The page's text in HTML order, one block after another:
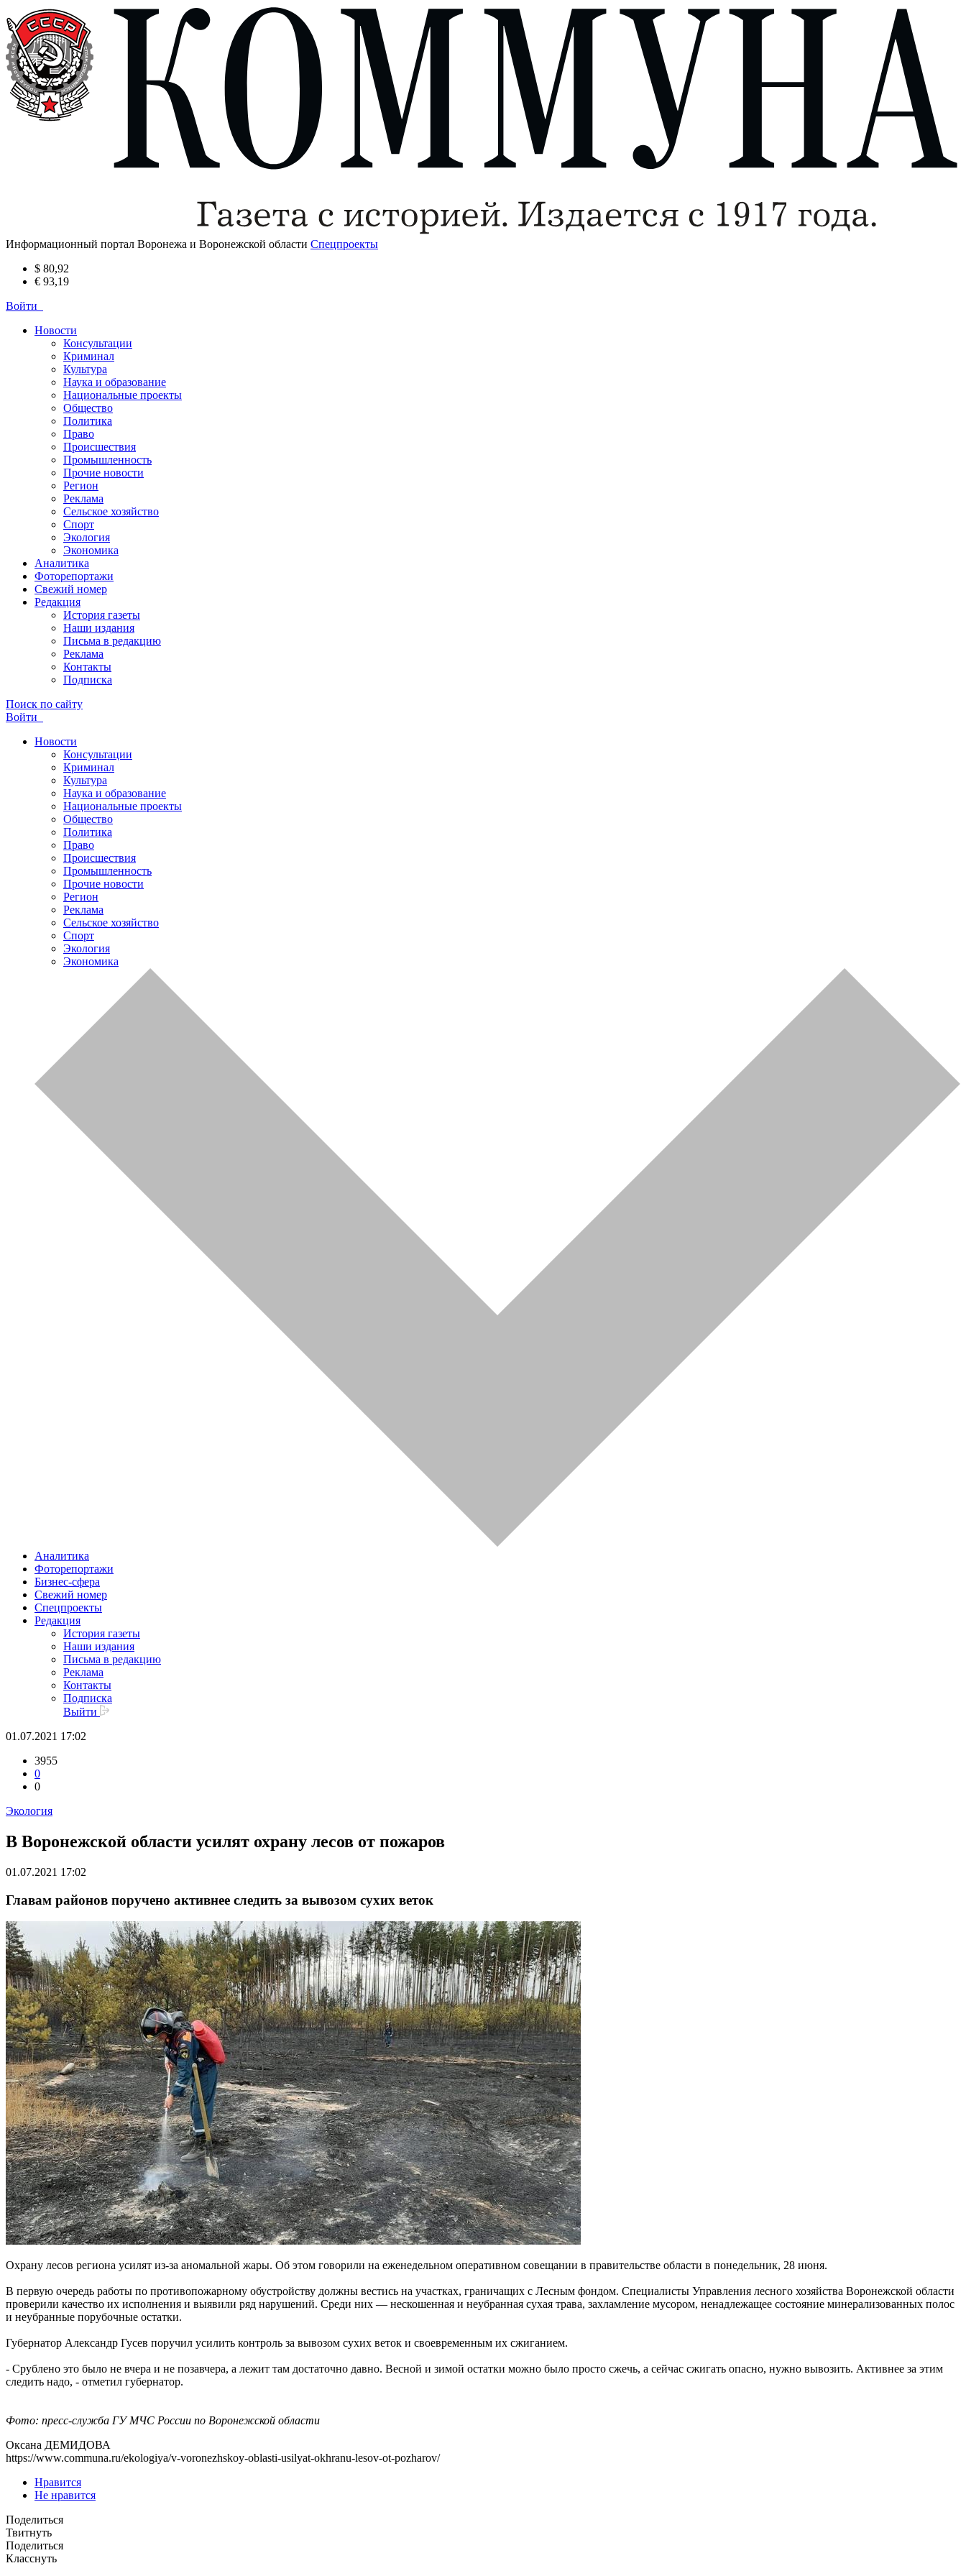
Информационный портал Воронежа и Воронежской области Спецпроекты
$ 80,92
€ 93,19
Войти
Новости
Консультации
Криминал
Культура
Наука и образование
Национальные проекты
Общество
Политика
Право
Происшествия
Промышленность
Прочие новости
Регион
Реклама
Сельское хозяйство
Спорт
Экология
Экономика
Аналитика
Фоторепортажи
Свежий номер
Редакция
История газеты
Наши издания
Письма в редакцию
Реклама
Контакты
Подписка
Поиск по сайту
Войти
Новости
Консультации
Криминал
Культура
Наука и образование
Национальные проекты
Общество
Политика
Право
Происшествия
Промышленность
Прочие новости
Регион
Реклама
Сельское хозяйство
Спорт
Экология
Экономика
Аналитика
Фоторепортажи
Бизнес-сфера
Свежий номер
Спецпроекты
Редакция
История газеты
Наши издания
Письма в редакцию
Реклама
Контакты
Подписка
Выйти
01.07.2021 17:02
3955
0
0
Экология
В Воронежской области усилят охрану лесов от пожаров
01.07.2021 17:02
Главам районов поручено активнее следить за вывозом сухих веток
Охрану лесов региона усилят из-за аномальной жары. Об этом говорили на еженедельном оперативном совещании в правительстве области в понедельник, 28 июня.
В первую очередь работы по противопожарному обустройству должны вестись на участках, граничащих с Лесным фондом. Специалисты Управления лесного хозяйства Воронежской области
проверили качество их исполнения и выявили ряд нарушений. Среди них — нескошенная и неубранная сухая трава, захламление мусором, ненадлежащее состояние минерализованных полос
и неубранные порубочные остатки.
Губернатор Александр Гусев поручил усилить контроль за вывозом сухих веток и своевременным их сжиганием.
- Срублено это было не вчера и не позавчера, а лежит там достаточно давно. Весной и зимой остатки можно было просто сжечь, а сейчас сжигать опасно, нужно вывозить. Активнее за этим
следить надо, - отметил губернатор.
Фото: пресс-служба ГУ МЧС России по Воронежской области
Оксана ДЕМИДОВА
https://www.communa.ru/ekologiya/v-voronezhskoy-oblasti-usilyat-okhranu-lesov-ot-pozharov/
Нравится
Не нравится
Поделиться
Твитнуть
Поделиться
Класснуть